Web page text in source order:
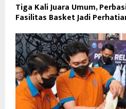
Tiga Kali Juara Umum,
Fasilitas Basket Jadi